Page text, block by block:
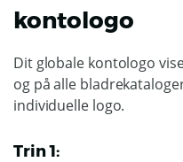
kontologo
Dit globale kontologo
og på alle
individuelle logo.
Trin 1: